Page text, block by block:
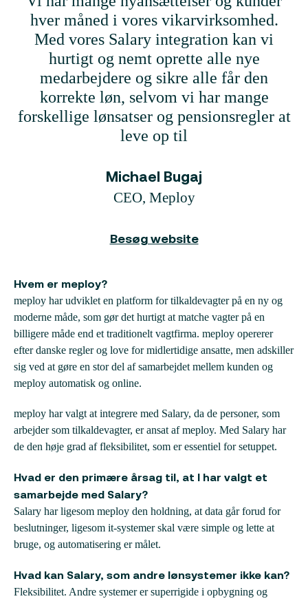
hver måned i vores vikarvirksomhed.
Med vores Salary integration kan vi
hurtigt og nemt oprette alle nye
medarbejdere og sikre alle får den
korrekte løn, selvom vi har mange
forskellige lønsatser og pensionsregler at
leve op til
Michael Bugaj
CEO, Meploy
Besøg website
Hvem er meploy?
meploy har udviklet en platform for tilkaldevagter på en ny og
moderne måde, som gør det hurtigt at matche vagter på en
billigere måde end et traditionelt vagtfirma. meploy opererer
efter danske regler og love for midlertidige ansatte, men adskiller
sig ved at gøre en stor del af samarbejdet mellem kunden og
meploy automatisk og online.
meploy har valgt at integrere med Salary, da de personer, som
arbejder som tilkaldevagter, er ansat af meploy. Med Salary har
de den høje grad af fleksibilitet, som er essentiel for setuppet.
Hvad er den primære årsag til, at I har valgt et
samarbejde med Salary?
Salary har ligesom meploy den holdning, at data går forud for
beslutninger, ligesom it-systemer skal være simple og lette at
bruge, og automatisering er målet.
Hvad kan Salary, som andre lønsystemer ikke kan?
Fleksibilitet. Andre systemer er superrigide i opbygning og